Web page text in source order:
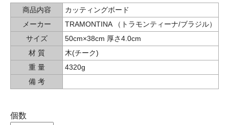
商品内容
カッティングボード
メーカー
TRAMONTINA （トラモンティーナ/ブラジル）
サイズ
50cm×38cm 厚さ4.0cm
材 質
木(チーク)
重 量
4320g
備 考
個数